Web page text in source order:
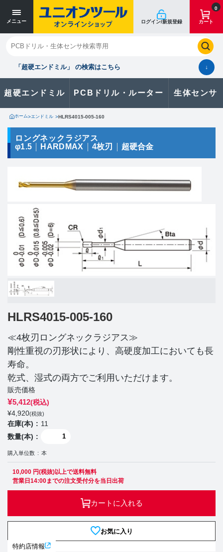
メニュー ログイン/新規登録
0
カート
「超硬エンドミル」 の検索はこちら ↓
超硬エンドミル PCBドリル・ルーター 生体センサ
閉じる
お気に入り クイックオーダー 購入履歴
製品に関するお問い合わせはこちら
お問い合わせ
カタログ一覧
ホーム>エンドミル >HLRS4015-005-160
ロングネックラジアス
φ1.5
HARDMAX 4枚刃 超硬合金
HLRS4015-005-160
≪4枚刃ロングネックラジアス≫
剛性重視の刃形状により、高硬度加工においても長
寿命。
乾式、湿式の両方でご利用いただけます。
販売価格
¥5,412(税込)
¥4,920(税抜)
在庫(本)
11
数量(本)
購入単位数 本
10,000 円(税抜)以上で送料無料
営業日14:00までの注文受付分を当日出荷
カートに入れる
お気に入り
特約店情報
寸法単位 [mm]
寸法単位 [mm]